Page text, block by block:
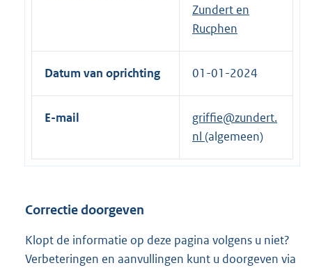
Zundert en
Rucphen
Datum van oprichting 01-01-2024
E-mail
griffie@zundert.
nl (algemeen)
Correctie doorgeven
Klopt de informatie op deze pagina volgens u niet?
Verbeteringen en aanvullingen kunt u doorgeven via